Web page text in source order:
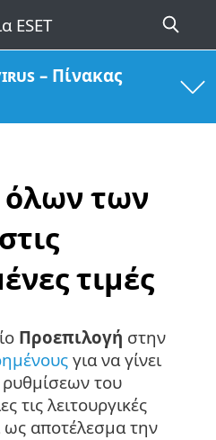
– Πίνακας
των
τιμές
Προεπιλογή στην
για να γίνει
του
τις λειτουργικές
ως αποτέλεσμα την